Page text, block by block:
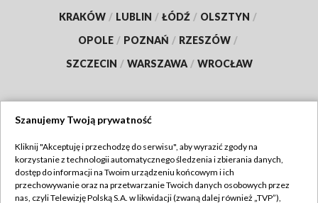
KRAKÓW / LUBLIN / ŁÓDŹ / OLSZTYN /
OPOLE / POZNAŃ / RZESZÓW /
SZCZECIN / WARSZAWA / WROCŁAW
TVP
Abonament TVP
Regulamin TVP
Szanujemy Twoją prywatność
Kliknij "Akceptuję i przechodzę do serwisu", aby wyrazić zgody na
korzystanie z technologii automatycznego śledzenia i zbierania danych,
dostęp do informacji na Twoim urządzeniu końcowym i ich
przechowywanie oraz na przetwarzanie Twoich danych osobowych przez
nas, czyli Telewizję Polską S.A. w likwidacji (zwaną dalej również „TVP”),